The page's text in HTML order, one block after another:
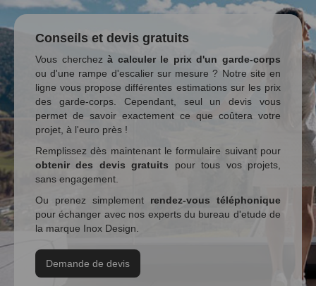
Conseils et devis gratuits
Vous cherchezà calculer le prix d'un garde-corps
ou d'une rampe d'escalier sur mesure ? Notre site en
ligne vous propose différentes estimations sur les prix
des garde-corps. Cependant, seul un devis vous
permet de savoir exactement ce que coûtera votre
projet, à l'euro près !
Remplissez dès maintenant le formulaire suivant pour
obtenir des devis gratuits pour tous vos projets,
sans engagement.
Ou prenez simplement rendez-vous téléphonique
pour échanger avec nos experts du bureau d'etude de
la marque Inox Design.
Demande de devis